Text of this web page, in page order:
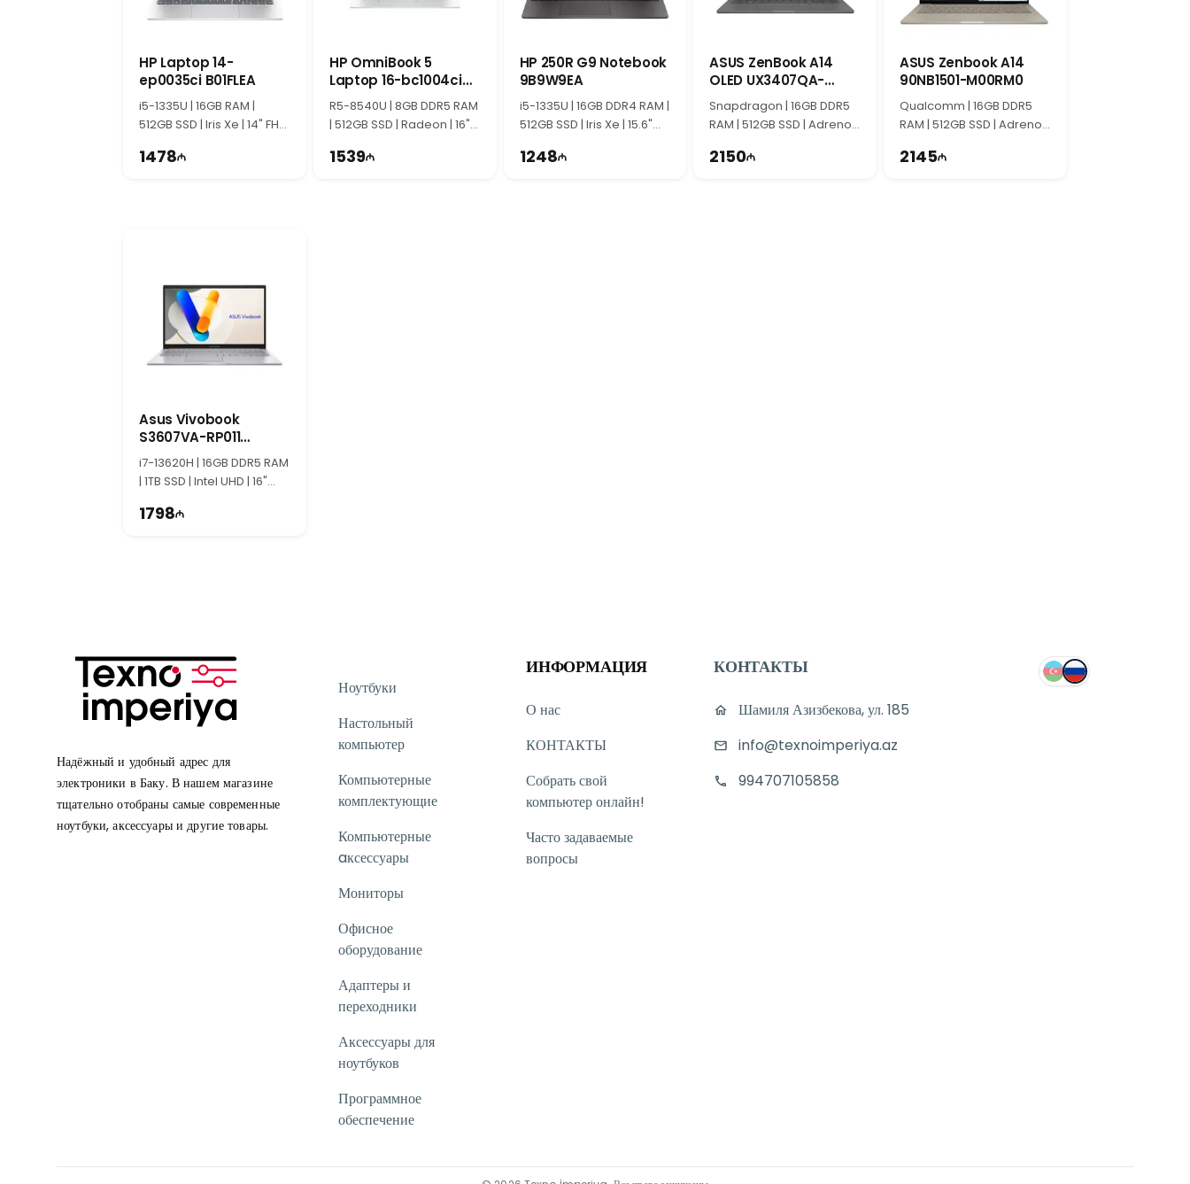
Windows 11 Pro и премиальный дизайн ThinkPad
корпус, удобная клавиатура и фирменный дизайн ThinkPad делают ноутбук отличным выбором для рабочих встреч, поездок и ежедневного использования.
Идеальный выбор для бизнеса и профессиональных задач
Lenovo ThinkPad X1 Carbon Gen 12 21KC004WRK с процессором Intel Core Ultra 7 155U, 16 ГБ DDR5 RAM, SSD 512 ГБ и 14-дюймовым экраном
WUXGA создан для профессиональных пользователей. Высокая производительность, AI-возможности и премиальный лёгкий дизайн делают его идеальным
HP Laptop 14-
ep0035ci B01FLEA
i5-1335U | 16GB RAM |
512GB SSD | Iris Xe | 14" FHD
1478
HP OmniBook 5
Laptop 16-bc1004ci
C16LHEA
R5-8540U | 8GB DDR5 RAM
| 512GB SSD | Radeon | 16"
1539
HP 250R G9 Notebook
9B9W9EA
i5-1335U | 16GB DDR4 RAM |
512GB SSD | Iris Xe | 15.6"
1248
ASUS ZenBook A14
OLED UX3407QA-
QD428W 90NB1502-
M00TB0
Snapdragon | 16GB DDR5
RAM | 512GB SSD | Adreno |
2150
ASUS Zenbook A14
90NB1501-M00RM0
Qualcomm | 16GB DDR5
RAM | 512GB SSD | Adreno |
2145
Asus Vivobook
S3607VA-RP011
90NB1671-M004V0
i7-13620H | 16GB DDR5 RAM
| 1TB SSD | Intel UHD | 16"
1798
Надёжный и удобный адрес для
электроники в Баку. В нашем магазине
тщательно отобраны самые современные
ноутбуки, аксессуары и другие товары.
Ноутбуки
Настольный
компьютер
Компьютерные
комплектующие
Компьютерные
aксессуары
Мониторы
Офисное
оборудование
Адаптеры и
переходники
Аксессуары для
ноутбуков
Программное
обеспечение
ИНФОРМАЦИЯ
О нас
КОНТАКТЫ
Собрать свой
компьютер онлайн!
Часто задаваемые
вопросы
КОНТАКТЫ
Шамиля Азизбекова, ул. 185
info@texnoimperiya.az
994707105858